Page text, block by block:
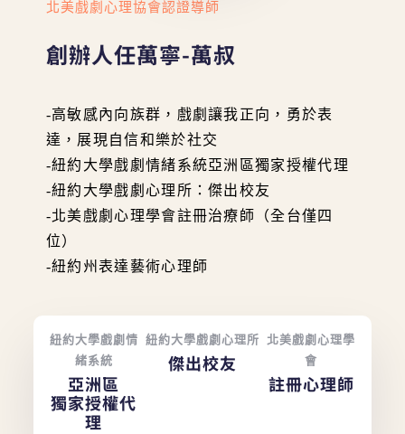
北美戲劇心理協會認證導師
創辦人任萬寧-萬叔
-高敏感內向族群，戲劇讓我正向，勇於表
達，展現自信和樂於社交
-紐約大學戲劇情緒系統亞洲區獨家授權代理
-紐約大學戲劇心理所：傑出校友
-北美戲劇心理學會註冊治療師（全台僅四
位）
-紐約州表達藝術心理師
紐約大學戲劇情
緒系統
亞洲區
獨家授權代
理
紐約大學戲劇心理所
傑出校友
北美戲劇心理學
會
註冊心理師